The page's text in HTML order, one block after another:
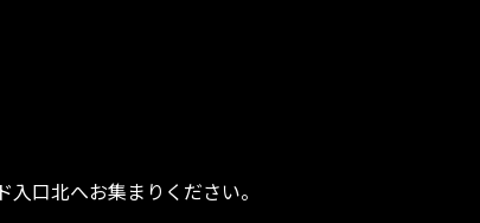
口北へお集まりください。